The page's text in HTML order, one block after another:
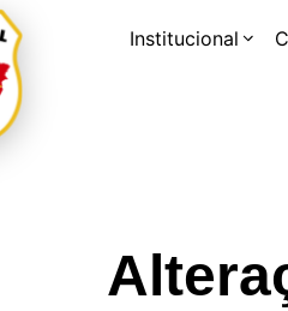
Institucional